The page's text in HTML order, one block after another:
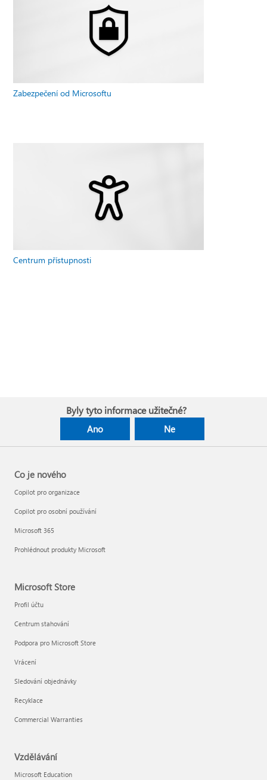
Zabezpečení od Microsoftu
Centrum přístupnosti
Byly tyto informace užitečné?
Ano Ne
Co je nového
Copilot pro organizace
Copilot pro osobní používání
Microsoft 365
Prohlédnout produkty Microsoft
Microsoft Store
Profil účtu
Centrum stahování
Podpora pro Microsoft Store
Vrácení
Sledování objednávky
Recyklace
Commercial Warranties
Vzdělávání
Microsoft Education